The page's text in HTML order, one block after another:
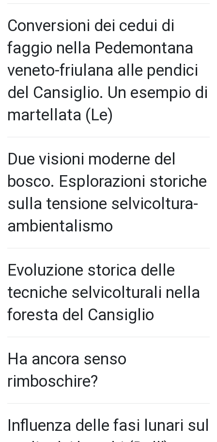
Conversioni dei cedui di
faggio nella Pedemontana
veneto-friulana alle pendici
del Cansiglio. Un esempio di
martellata (Le)
Due visioni moderne del
bosco. Esplorazioni storiche
sulla tensione selvicoltura-
ambientalismo
Evoluzione storica delle
tecniche selvicolturali nella
foresta del Cansiglio
Ha ancora senso
rimboschire?
Influenza delle fasi lunari sul